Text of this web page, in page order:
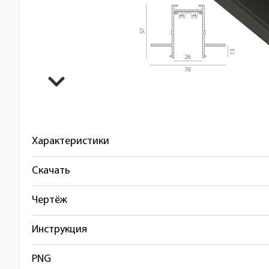
Характеристики
Скачать
Чертёж
Инструкция
PNG